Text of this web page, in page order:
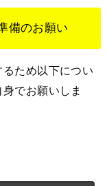
備のお願い
ため以下につい
でお願いしま